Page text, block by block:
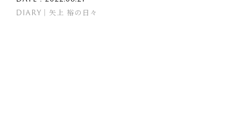
DIARY｜矢上 裕の日々